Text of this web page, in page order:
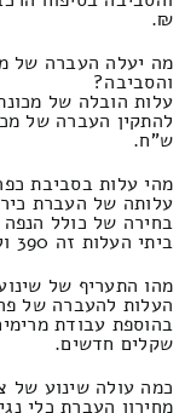
₪.
מה יעלה העברה של
והסביבה?
עלות הובלה של
ש"ח.
מהי עלות בסביבת
עלותה של העברת
בחירה של כולל
ביתי העלות זה 390 ולא יותר מ190 שקלים חדשים.
מהו התעריף של
העלות להעברה של
שקלים חדשים.
כמה עולה שינוע של
מחירון העברת כלי